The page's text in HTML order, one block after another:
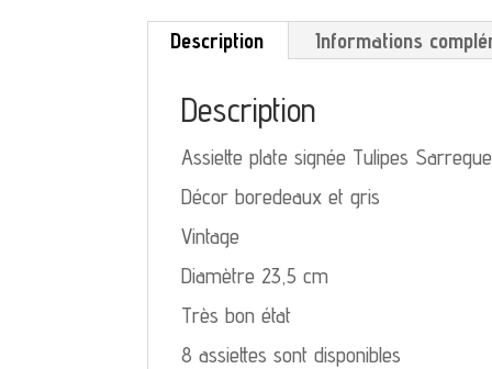
Description Informations
Description
Assiette plate signée Tulipes
Décor boredeaux et gris
Vintage
Diamètre 23,5 cm
Très bon état
8 assiettes sont disponibles